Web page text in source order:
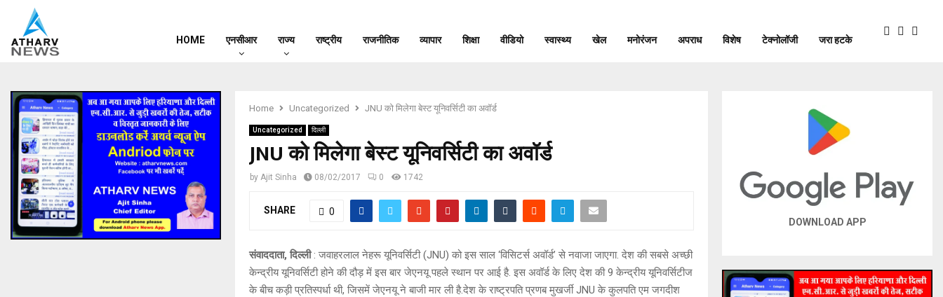
HOME एनसीआर राज्य राष्ट्रीय राजनीतिक व्यापार शिक्षा वीडियो स्वास्थ्य खेल मनोरंजन अपराध विशेष टेक्नोलॉजी जरा हटके
Home Uncategorized JNU को मिलेगा बेस्ट यूनिवर्सिटी का अवॉर्ड
Uncategorized दिल्ली
JNU को मिलेगा बेस्ट यूनिवर्सिटी का अवॉर्ड
by Ajit Sinha 08/02/2017 0 1742
SHARE 0
संवाददाता, दिल्ली: जवाहरलाल नेहरू यूनिवर्सिटी (JNU) को इस साल ‘विसिटर्स अवॉर्ड’ से नवाजा जाएगा. देश की सबसे अच्छी
केन्द्रीय यूनिवर्सिटी होने की दौड़ में इस बार जेएनयू पहले स्थान पर आई है. इस अवॉर्ड के लिए देश की 9 केन्द्रीय यूनिवर्सिटीज
के बीच कड़ी प्रतिस्पर्धा थी, जिसमें जेएनयू ने बाजी मार ली है.देश के राष्ट्रपति प्रणब मुखर्जी JNU के कुलपति एम जगदीश
DOWNLOAD APP